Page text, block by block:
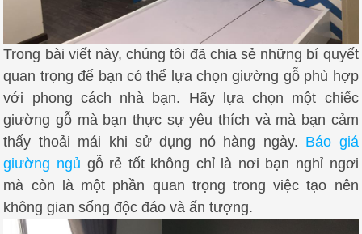
Trong bài viết này, chúng tôi đã chia sẻ những bí quyết
quan trọng để bạn có thể lựa chọn giường gỗ phù hợp
với phong cách nhà bạn. Hãy lựa chọn một chiếc
giường gỗ mà bạn thực sự yêu thích và mà bạn cảm
thấy thoải mái khi sử dụng nó hàng ngày. Báo giá
giường ngủ gỗ rẻ tốt không chỉ là nơi bạn nghỉ ngơi
mà còn là một phần quan trọng trong việc tạo nên
không gian sống độc đáo và ấn tượng.